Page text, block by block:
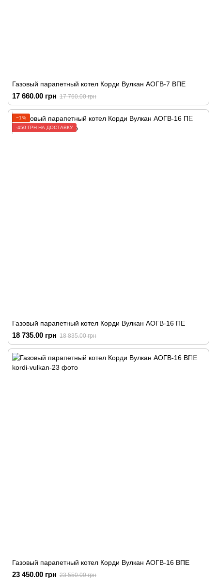
Газовый парапетный котел Корди Вулкан АОГВ-7 ВПЕ
17 660.00 грн 17 760.00 грн
−1%
-450 ГРН НА ДОСТАВКУ
Газовый парапетный котел Корди Вулкан АОГВ-16 ПЕ
18 735.00 грн 18 835.00 грн
Газовый парапетный котел Корди Вулкан АОГВ-16 ВПЕ
23 450.00 грн 23 550.00 грн